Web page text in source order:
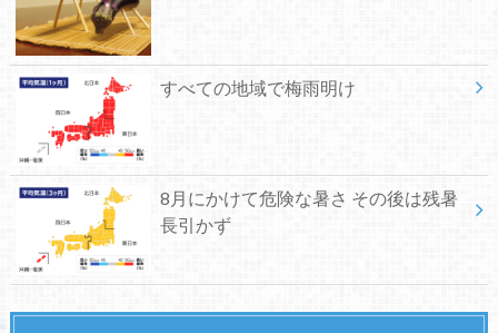
すべての地域で梅雨明け
8月にかけて危険な暑さ その後は残暑
長引かず